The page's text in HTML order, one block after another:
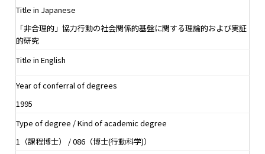
Title in Japanese
「非合理的」協力行動の社会関係的基盤に関する理論的および実証
的研究
Title in English
Year of conferral of degrees
1995
Type of degree / Kind of academic degree
1（課程博士） / 086（博士(行動科学)）